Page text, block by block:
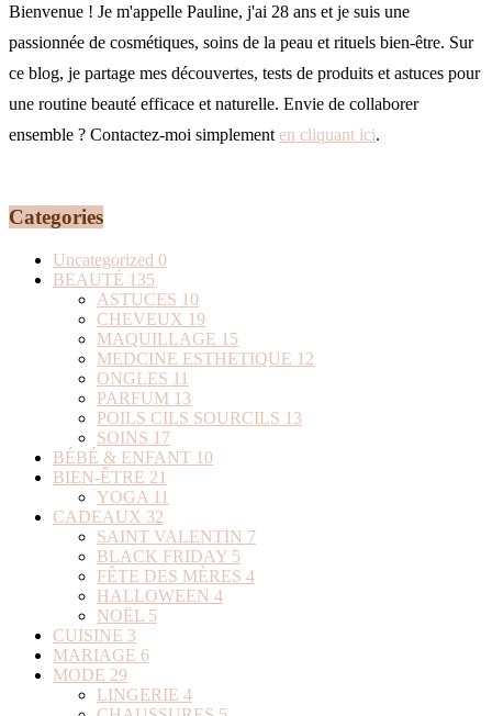
Bienvenue ! Je m'appelle Pauline, j'ai 28 ans et je suis une
passionnée de cosmétiques, soins de la peau et rituels bien-être. Sur
ce blog, je partage mes découvertes, tests de produits et astuces pour
une routine beauté efficace et naturelle. Envie de collaborer
ensemble ? Contactez-moi simplement en cliquant ici.
Categories
Uncategorized 0
BEAUTÉ 135
ASTUCES 10
CHEVEUX 19
MAQUILLAGE 15
MEDCINE ESTHETIQUE 12
ONGLES 11
PARFUM 13
POILS CILS SOURCILS 13
SOINS 17
BÉBÉ & ENFANT 10
BIEN-ÊTRE 21
YOGA 11
CADEAUX 32
SAINT VALENTIN 7
BLACK FRIDAY 5
FÊTE DES MÈRES 4
HALLOWEEN 4
NOËL 5
CUISINE 3
MARIAGE 6
MODE 29
LINGERIE 4